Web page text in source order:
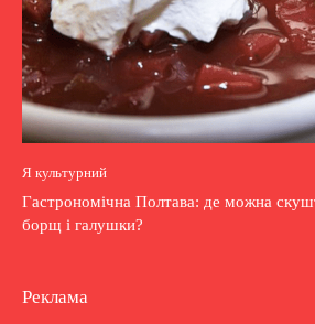
Я культурний
Гастрономічна Полтава: де можна
борщ і галушки?
Реклама